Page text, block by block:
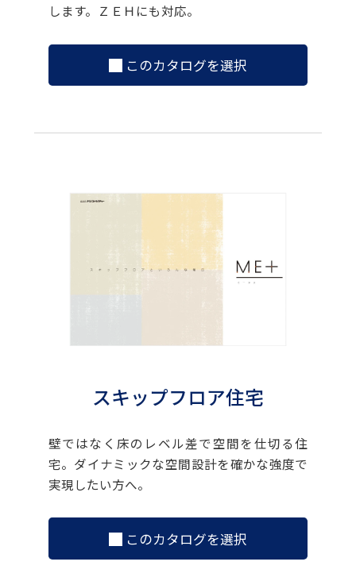
します。ＺＥＨにも対応。
このカタログを選択
スキップフロア住宅
壁ではなく床のレベル差で空間を仕切る住
宅。ダイナミックな空間設計を確かな強度で
実現したい方へ。
このカタログを選択